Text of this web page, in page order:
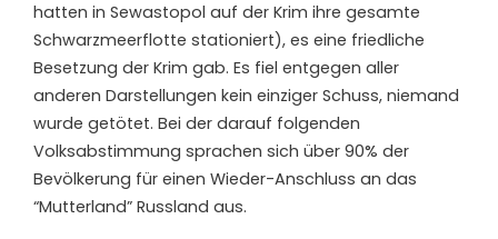
hatten in Sewastopol auf der Krim ihre gesamte
Schwarzmeerflotte stationiert), es eine friedliche
Besetzung der Krim gab. Es fiel entgegen aller
anderen Darstellungen kein einziger Schuss, niemand
wurde getötet. Bei der darauf folgenden
Volksabstimmung sprachen sich über 90% der
Bevölkerung für einen Wieder-Anschluss an das
“Mutterland” Russland aus.